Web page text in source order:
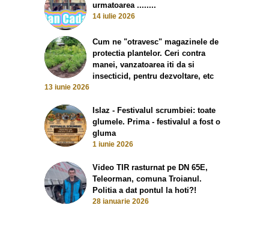
urmatoarea ........
14 iulie 2026
Cum ne "otravesc" magazinele de
protectia plantelor. Ceri contra
manei, vanzatoarea iti da si
insecticid, pentru dezvoltare, etc
13 iunie 2026
Islaz - Festivalul scrumbiei: toate
glumele. Prima - festivalul a fost o
gluma
1 iunie 2026
Video TIR rasturnat pe DN 65E,
Teleorman, comuna Troianul.
Politia a dat pontul la hoti?!
28 ianuarie 2026